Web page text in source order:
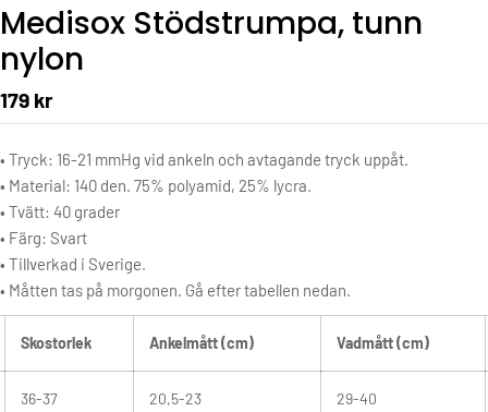
Medisox Stödstrumpa, tunn
nylon
179 kr
• Tryck: 16-21 mmHg vid ankeln och avtagande tryck uppåt.
• Material: 140 den. 75% polyamid, 25% lycra.
• Tvätt: 40 grader
• Färg: Svart
• Tillverkad i Sverige.
• Måtten tas på morgonen. Gå efter tabellen nedan.
Skostorlek Ankelmått (cm) Vadmått (cm)
36-37 20,5-23 29-40